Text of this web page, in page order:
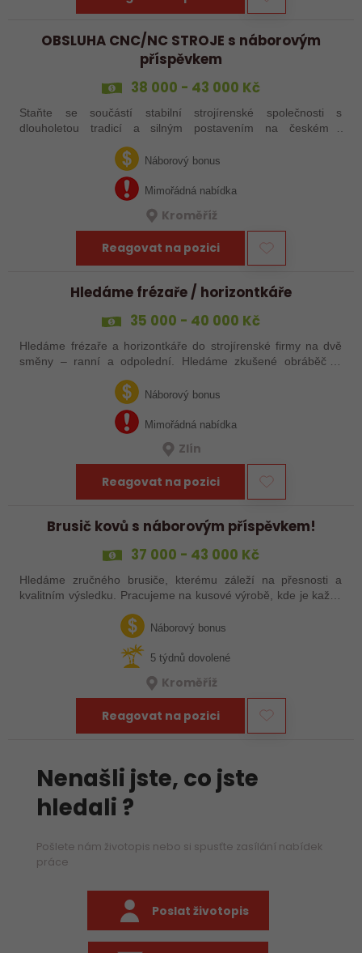
OBSLUHA CNC/NC STROJE s náborovým
příspěvkem
38 000 - 43 000 Kč
Staňte se součástí stabilní strojírenské společnosti s
dlouholetou tradicí a silným postavením na českém i
aktuálně obsazujeme více typů…
Náborový bonus
Mimořádná nabídka
Kroměříž
Reagovat na pozici
Hledáme frézaře / horizontkáře
35 000 - 40 000 Kč
Hledáme frézaře a horizontkáře do strojírenské firmy na dvě
směny – ranní a odpolední. Hledáme zkušené obráběče i
šikovné nováčky, kteří chtějí dělat poctivé řemeslo na
zajímavých zakázkách. Zašlete…
Náborový bonus
Mimořádná nabídka
Zlín
Reagovat na pozici
Brusič kovů s náborovým příspěvkem!
37 000 - 43 000 Kč
Hledáme zručného brusiče, kterému záleží na přesnosti a
kvalitním výsledku. Pracujeme na kusové výrobě, kde je každý
plocho nebo kulato – nebo…Náborový bonus
5 týdnů dovolené
Kroměříž
Reagovat na pozici
Nenašli jste, co jste
hledali ?
Pošlete nám životopis nebo si spusťte zasílání nabídek
práce
Poslat životopis